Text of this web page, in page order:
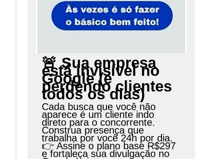
🚨 Sua empresa
está invisível no
Google (e
perdendo clientes
todos os dias)
Cada busca que você não
aparece é um cliente indo
direto para o concorrente.
Construa presença que
trabalha por você 24h por dia.
👉 Assine o plano base R$297
e fortaleça sua divulgação no